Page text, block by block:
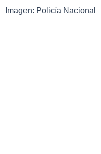
Imagen: Policía Nacional